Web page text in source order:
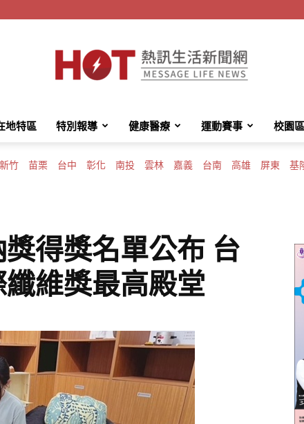
HotMessage
生
地特區 特別報導 健康醫療 運動賽事 校園區
新竹 苗栗 台中 彰化 南投 雲林 嘉義 台南 高雄 屏東 基
得獎名單公布 台
維獎最高殿堂